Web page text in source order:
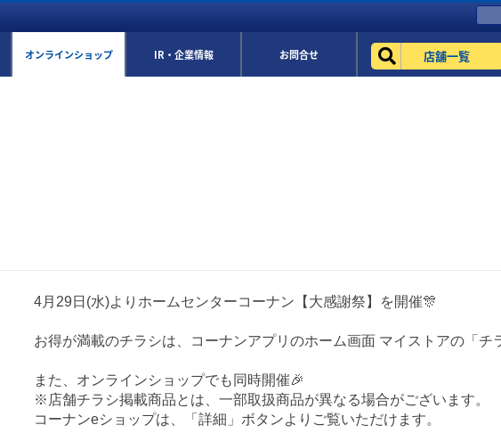
オンラインショップ IR・企業情報 お問合せ 店舗一覧
4月29日(水)よりホームセンターコーナン【大感謝祭】を開催🎊
お得が満載のチラシは、コーナンアプリのホーム画面 マイストアの「
また、オンラインショップでも同時開催🎉
※店舗チラシ掲載商品とは、一部取扱商品が異なる場合がございます。
コーナンeショップは、「詳細」ボタンよりご覧いただけます。